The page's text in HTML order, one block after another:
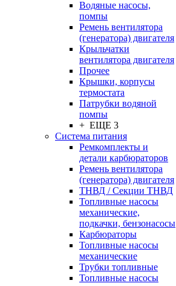
Водяные насосы,
помпы
Ремень вентилятора
(генератора) двигателя
Крыльчатки
вентилятора двигателя
Прочее
Крышки, корпусы
термостата
Патрубки водяной
помпы
+ ЕЩЕ 3
Система питания
Ремкомплекты и
детали карбюраторов
Ремень вентилятора
(генератора) двигателя
ТНВД / Секции ТНВД
Топливные насосы
механические,
подкачки, бензонасосы
Карбюраторы
Топливные насосы
механические
Трубки топливные
Топливные насосы